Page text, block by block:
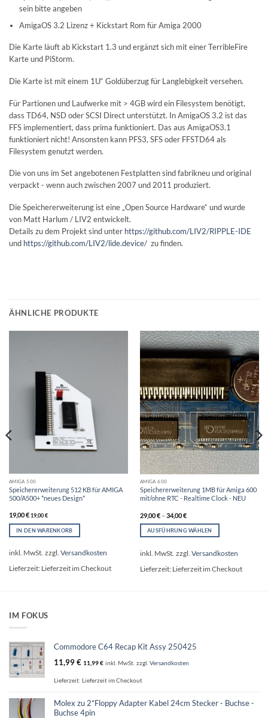
sein bitte angeben
AmigaOS 3.2 Lizenz + Kickstart Rom für Amiga 2000
Die Karte läuft ab Kickstart 1.3 und ergänzt sich mit einer TerribleFire
Karte und PiStorm.
Die Karte ist mit einem 1U“ Goldüberzug für Langlebigkeit versehen.
Für Partionen und Laufwerke mit > 4GB wird ein Filesystem benötigt,
dass TD64, NSD oder SCSI Direct unterstützt. In AmigaOS 3.2 ist das
FFS implementiert, dass prima funktioniert. Das aus AmigaOS3.1
funktioniert nicht! Ansonsten kann PFS3, SFS oder FFSTD64 als
Filesystem genutzt werden.
Die von uns im Set angebotenen Festplatten sind fabrikneu und original
verpackt - wenn auch zwischen 2007 und 2011 produziert.
Die Speichererweiterung ist eine „Open Source Hardware“ und wurde
von Matt Harlum / LIV2 entwickelt.
Details zu dem Projekt sind unter https://github.com/LIV2/RIPPLE-IDE
und https://github.com/LIV2/lide.device/ zu finden.
ÄHNLICHE PRODUKTE
AMIGA 500
Speichererweiterung 512 KB für AMIGA
500/A500+ *neues Design*
19,00€ 19,00€
IN DEN WARENKORB
inkl. MwSt. zzgl. Versandkosten
Lieferzeit: Lieferzeit im Checkout
AMIGA 600
Speichererweiterung 1MB für Amiga 600
mit/ohne RTC - Realtime Clock - NEU
29,00€–34,00€
AUSFÜHRUNG WÄHLEN
Produkt
mehrere
der
gewählt
inkl. MwSt. zzgl. Versandkosten
Lieferzeit: Lieferzeit im Checkout
IM FOKUS
Commodore C64 Recap Kit Assy 250425
11,99€ 11,99€ inkl. MwSt. zzgl.Versandkosten
Lieferzeit: Lieferzeit im Checkout
Molex zu 2*Floppy Adapter Kabel 24cm Stecker - Buchse -
Buchse 4pin